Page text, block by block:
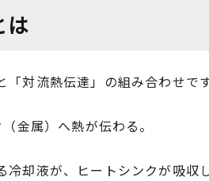
は
対流熱伝達」の組み合わせで
金属）へ熱が伝わる。
冷却液が、ヒートシンクが吸収